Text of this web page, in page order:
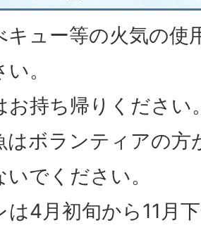
キュー等の火気の使
。
お持ち帰りください
はボランティアの方
でください。
は4月初旬から11月